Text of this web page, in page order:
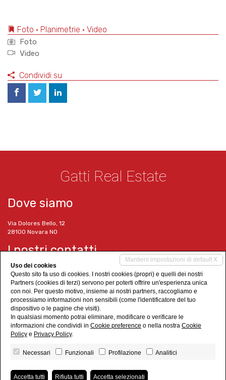
Foto • Planimetrie • Video
Foto
Video
Condividi su
Gatti Real Estate
Dove siamo
Via Dolores Bello, 12
28100 Novara NO
I nostri contatti
Tel. 0321 1518290
Cell. 351 6347423
info@gattirealestate.it
www.gattirealestate.it
Social Networks
Gatti Real Estate• P.IVA 02322090032
Mantieni impostazioni di default X
Uso dei cookies
Questo sito fa uso di cookies. I nostri cookies (propri) e quelli dei nostri
Partners (cookies di terzi) servono per poterti offrire un'esperienza unica
con noi. Per questo motivo, insieme ai nostri partners, raccogliamo e
processiamo informazioni non sensibili (come l'identificatore del tuo
dispositivo o le pagine che visiti).
In qualsiasi momento potrai eliminare, modificare o verificare le
informazioni che condividi in Cookie preference o nella nostra Cookie
Policy e Privacy Policy.
Necessari Funzionali Profilazione Analitici
Accetta tutti Rifiuta tutti Accetta selezionati